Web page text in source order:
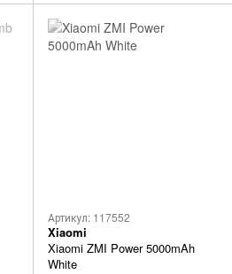
Артикул: 117552
Xiaomi
Xiaomi ZMI Power 5000mAh
White